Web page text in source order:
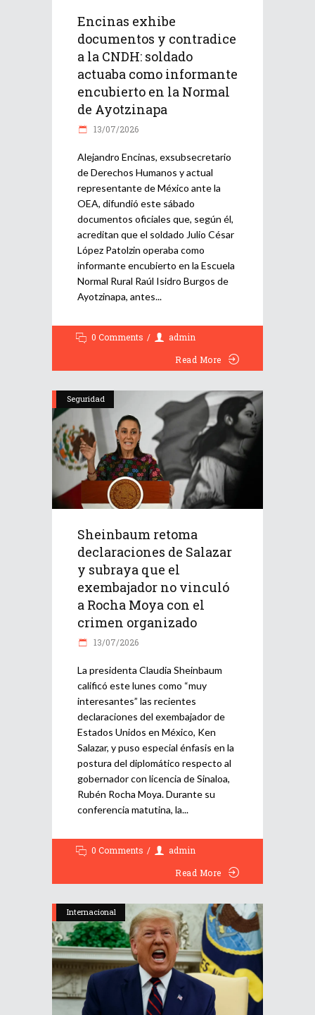
Encinas exhibe
documentos y contradice
a la CNDH: soldado
actuaba como informante
encubierto en la Normal
de Ayotzinapa
13/07/2026
Alejandro Encinas, exsubsecretario
de Derechos Humanos y actual
representante de México ante la
OEA, difundió este sábado
documentos oficiales que, según él,
acreditan que el soldado Julio César
López Patolzin operaba como
informante encubierto en la Escuela
Normal Rural Raúl Isidro Burgos de
Ayotzinapa, antes
0 Comments
admin
Read More
Seguridad
Sheinbaum retoma
declaraciones de Salazar
y subraya que el
exembajador no vinculó
a Rocha Moya con el
crimen organizado
13/07/2026
La presidenta Claudia Sheinbaum
calificó este lunes como “muy
interesantes” las recientes
declaraciones del exembajador de
Estados Unidos en México, Ken
Salazar, y puso especial énfasis en la
postura del diplomático respecto al
gobernador con licencia de Sinaloa,
Rubén Rocha Moya. Durante su
conferencia matutina, la
0 Comments
admin
Read More
Internacional